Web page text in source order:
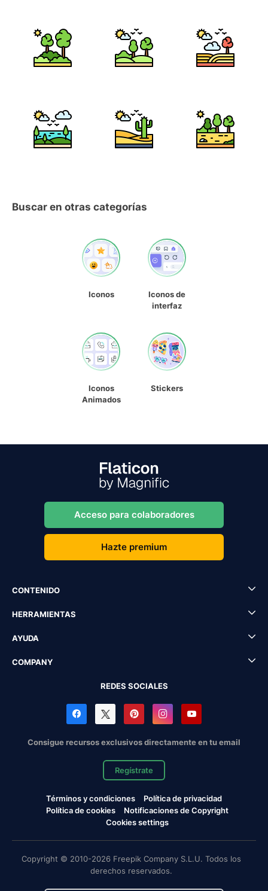
Buscar en otras categorías
Iconos
Iconos de
interfaz
Iconos
Animados
Stickers
Acceso para colaboradores
Hazte premium
CONTENIDO
HERRAMIENTAS
AYUDA
COMPANY
REDES SOCIALES
Consigue recursos exclusivos directamente en tu email
Regístrate
Términos y condiciones
Política de privacidad
Política de cookies
Notificaciones de Copyright
Cookies settings
Copyright © 2010-2026 Freepik Company S.L.U. Todos los
derechos reservados.